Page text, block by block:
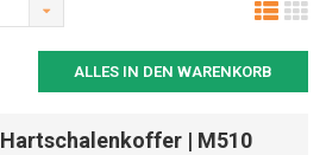
ALLES IN DEN WARENKORB
Hartschalenkoffer | M510